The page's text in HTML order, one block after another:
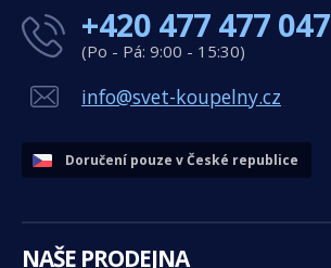
+420 477 477 047
(Po - Pá: 9:00 - 15:30)
info@svet-koupelny.cz
Doručení pouze v České republice
NAŠE PRODEJNA